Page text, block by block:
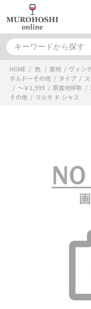
HOME / 色 / 産地 / ヴィン
ボルドーその他 / タイプ /
/ ～￥1,999 / 原産地呼称 /
その他 / マルキ ド シャス